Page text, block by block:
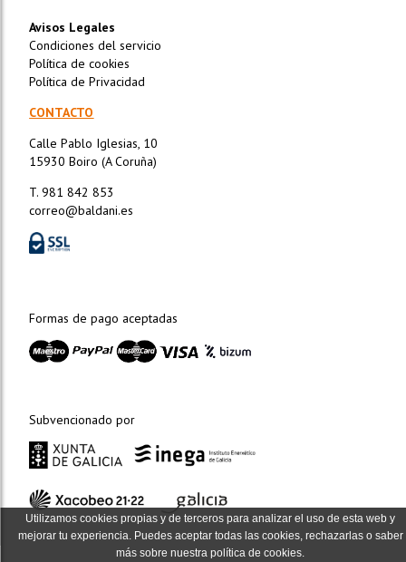
Utilizamos cookies propias y de terceros para analizar el uso de esta web y
mejorar tu experiencia. Puedes aceptar todas las cookies, rechazarlas o saber
más sobre nuestra política de cookies.
Avisos Legales
Condiciones del servicio
Política de cookies
Política de Privacidad
CONTACTO
Calle Pablo Iglesias, 10
15930 Boiro (A Coruña)
T. 981 842 853
correo@baldani.es
Formas de pago aceptadas
Subvencionado por